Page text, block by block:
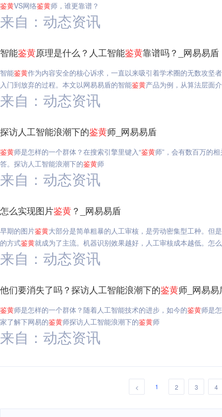
鉴黄VS网络鉴黄师，谁更靠谱？
来自：动态资讯
智能鉴黄原理是什么？人工智能鉴黄靠谱吗？_网易易盾
智能鉴黄作为内容安全的核心诉求，一直以来吸引着学术圈的无数攻坚
入门到放弃的过程。本文以网易易盾的智能鉴黄产品为例，从算法层面
来自：动态资讯
探访人工智能浪潮下的鉴黄师_网易易盾
鉴黄师是怎样的一个群体？在搜索引擎里键入“鉴黄师”，会有数百万的
答。探访人工智能浪潮下的鉴黄师
来自：动态资讯
怎么实现图片鉴黄？_网易易盾
早期的图片鉴黄大部分是简单粗暴的人工审核，是劳动密集型工种。但
的方式鉴黄就成为了主流。机器识别效果越好，人工审核成本越低。怎
来自：动态资讯
他们要消失了吗？探访人工智能浪潮下的鉴黄师_网易易
鉴黄师是怎样的一个群体？随着人工智能技术的进步，如今的鉴黄师是
家了解下网易的鉴黄师探访人工智能浪潮下的鉴黄师
来自：动态资讯
< 1 2 3 4